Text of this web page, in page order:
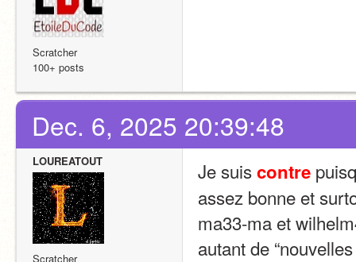
Scratcher
100+ posts
Dec. 6, 2025 20:39:48
LOUREATOUT
Scratcher
Je suis contre
assez bonne et
ma33-ma et
autant de